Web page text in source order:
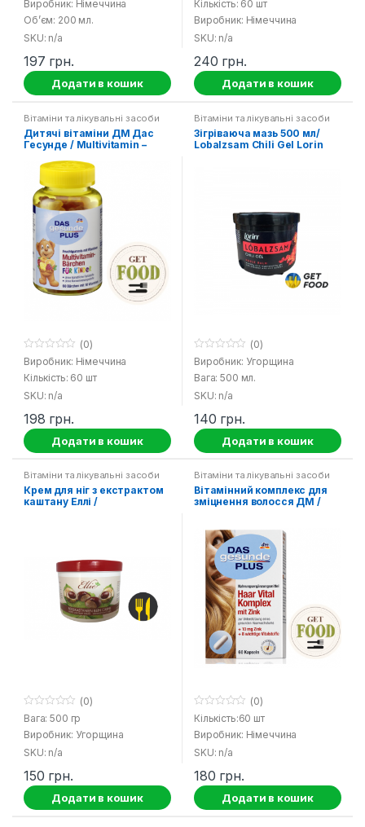
o
u
o
5
Виробник: Німеччина
Об’єм: 200 мл.
SKU: n/a
197 грн.
Додати в кошик
o
u
o
5
Кількість: 60 шт
Виробник: Німеччина
SKU: n/a
240 грн.
Додати в кошик
Вітаміни та лікувальні засоби
Дитячі вітаміни ДМ Дас
Гесунде / Multivitamin –
Gesunde Plus
0
o
u
o
5
(0)
Виробник: Німеччина
Кількість: 60 шт
SKU: n/a
198 грн.
Додати в кошик
Вітаміни та лікувальні засоби
Зігріваюча мазь 500 мл/
Lobalzsam Chili Gel Lorin
0
o
u
o
5
(0)
Виробник: Угорщина
Вага: 500 мл.
SKU: n/a
140 грн.
Додати в кошик
Вітаміни та лікувальні засоби
Крем для ніг з екстрактом
каштану Еллі /
0
o
u
o
5
(0)
Вага: 500 гр
Виробник: Угорщина
SKU: n/a
150 грн.
Додати в кошик
Вітаміни та лікувальні засоби
Вітамінний комплекс для
зміцнення волосся ДМ /
0
o
u
o
5
(0)
Кількість:60 шт
Виробник: Німеччина
SKU: n/a
180 грн.
Додати в кошик